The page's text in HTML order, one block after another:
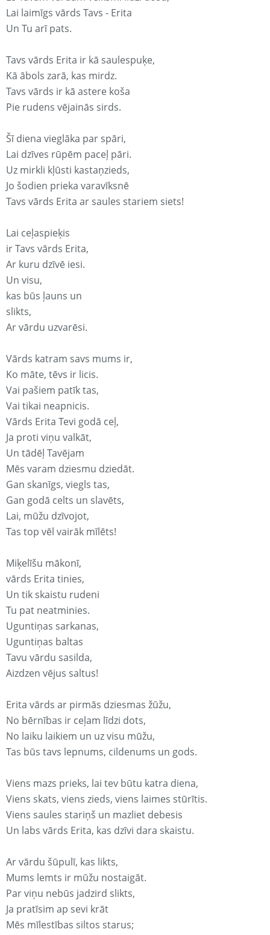
Lai laimīgs vārds Tavs - Erita
Un Tu arī pats.
Tavs vārds Erita ir kā saulespuķe,
Kā ābols zarā, kas mirdz.
Tavs vārds ir kā astere koša
Pie rudens vējainās sirds.
Šī diena vieglāka par spāri,
Lai dzīves rūpēm paceļ pāri.
Uz mirkli kļūsti kastaņzieds,
Jo šodien prieka varavīksnē
Tavs vārds Erita ar saules stariem siets!
Lai ceļaspieķis
ir Tavs vārds Erita,
Ar kuru dzīvē iesi.
Un visu,
kas būs ļauns un
slikts,
Ar vārdu uzvarēsi.
Vārds katram savs mums ir,
Ko māte, tēvs ir licis.
Vai pašiem patīk tas,
Vai tikai neapnicis.
Vārds Erita Tevi godā ceļ,
Ja proti viņu valkāt,
Un tādēļ Tavējam
Mēs varam dziesmu dziedāt.
Gan skanīgs, viegls tas,
Gan godā celts un slavēts,
Lai, mūžu dzīvojot,
Tas top vēl vairāk mīlēts!
Miķelīšu mākonī,
vārds Erita tinies,
Un tik skaistu rudeni
Tu pat neatminies.
Uguntiņas sarkanas,
Uguntiņas baltas
Tavu vārdu sasilda,
Aizdzen vējus saltus!
Erita vārds ar pirmās dziesmas žūžu,
No bērnības ir ceļam līdzi dots,
No laiku laikiem un uz visu mūžu,
Tas būs tavs lepnums, cildenums un gods.
Viens mazs prieks, lai tev būtu katra diena,
Viens skats, viens zieds, viens laimes stūrītis.
Viens saules stariņš un mazliet debesis
Un labs vārds Erita, kas dzīvi dara skaistu.
Ar vārdu šūpulī, kas likts,
Mums lemts ir mūžu nostaigāt.
Par viņu nebūs jadzird slikts,
Ja pratīsim ap sevi krāt
Mēs mīlestības siltos starus;